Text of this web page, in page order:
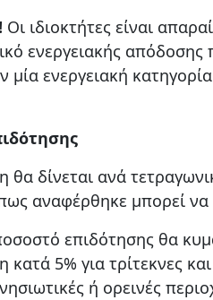
Οι ιδιοκτήτες είναι
ενεργειακής απόδοσης
μία ενεργειακή
θα δίνεται ανά
αναφέρθηκε μπορεί
επιδότησης θα
5% για τρίτεκνες
ή ορεινές